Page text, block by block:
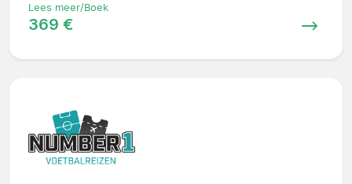
Lees meer/Boek
369 €